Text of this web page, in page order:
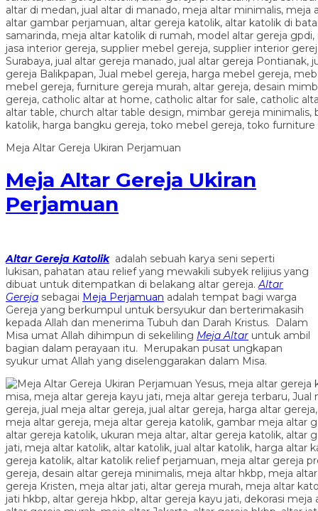
Meja Altar Gereja Ukiran Perjamuan
Meja Altar Gereja Ukiran
Perjamuan
Altar Gereja Katolik adalah sebuah karya seni seperti
lukisan, pahatan atau relief yang mewakili subyek relijius yang
dibuat untuk ditempatkan di belakang altar gereja.Altar
Gereja sebagai Meja Perjamuan adalah tempat bagi warga
Gereja yang berkumpul untuk bersyukur dan berterimakasih
kepada Allah dan menerima Tubuh dan Darah Kristus. Dalam
Misa umat Allah dihimpun di sekeliling Meja Altar untuk ambil
bagian dalam perayaan itu. Merupakan pusat ungkapan
syukur umat Allah yang diselenggarakan dalam Misa.